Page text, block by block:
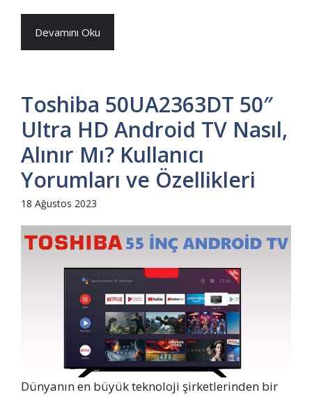
Devamını Oku
Toshiba 50UA2363DT 50″
Ultra HD Android TV Nasıl,
Alınır Mı? Kullanıcı
Yorumları ve Özellikleri
18 Ağustos 2023
Dünyanın en büyük teknoloji şirketlerinden bir